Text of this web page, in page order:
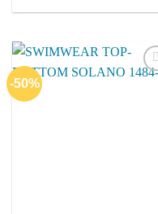
-50%